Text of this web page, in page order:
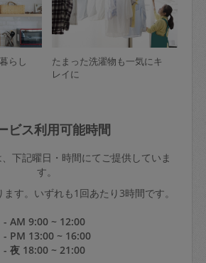
らし
たまった洗濯物も一気にキ
レイに
ビス利用可能時間
下記曜日・時間にてご提供していま
す。
す。いずれも1回あたり3時間です。
- AM 9:00 ~ 12:00
- PM 13:00 ~ 16:00
- 夜 18:00 ~ 21:00